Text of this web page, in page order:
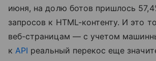
июня, на долю ботов пришлось
запросов к HTML-контенту. И это
веб-страницам — с учетом
кAPI реальный перекос еще